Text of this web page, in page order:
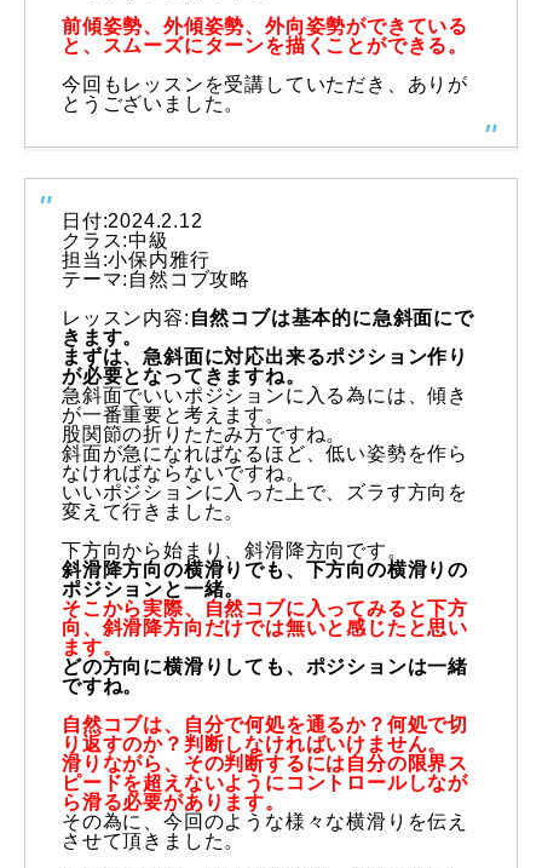
Movie
無料プレゼント動画
プレゼント Present
プレゼント付メルマガ
常時メルマガ
お問合せ 特定商取引法に基づく表記 プライバシーポリシー
前傾姿勢、外傾姿勢、外向姿勢ができている
と、
スムーズにターンを描くことができる。
今回もレッスンを受講していただき、ありが
とうございました。
日付:2024.2.12
クラス:中級
担当:小保内雅行
テーマ:自然コブ攻略
レッスン内容: 自然コブは基本的に急斜面にで
きます。
まずは、急斜面に対応出来るポジション作り
が必要となってきますね。
急斜面でいいポジションに入る為には、傾き
が一番重要と考えます。
股関節の折りたたみ方ですね。
斜面が急になればなるほど、低い姿勢を作ら
なければならないですね。
いいポジションに入った上で、ズラす方向を
変えて行きました。
下方向から始まり、斜滑降方向です。
斜滑降方向の横滑りでも、下方向の横滑りの
ポジションと一緒。
そこから実際、自然コブに入ってみると下方
向、 斜滑降方向だけでは無いと感じたと思い
ます。
どの方向に横滑りしても、ポジションは一緒
ですね。
自然コブは、自分で何処を通るか？何処で切
り返すのか？ 判断しなければいけません。
滑りながら、 その判断するには自分の限界ス
ピードを超えないようにコントロールしなが
ら滑る必要があります。
その為に、今回のような様々な横滑りを伝え
させて頂きました。